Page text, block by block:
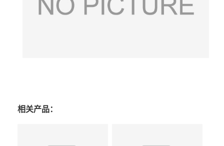
相关产品：